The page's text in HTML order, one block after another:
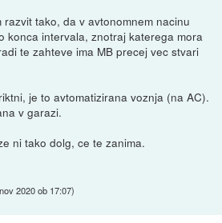
tako, da v avtonomnem nacinu
konca intervala, znotraj katerega mora
te zahteve ima MB precej vec stvari
je to avtomatizirana voznja (na AC).
v garazi.
ni tako dolg, ce te zanima.
2020 ob 17:07)